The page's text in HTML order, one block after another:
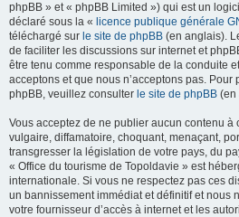
phpBB » et « phpBB Limited ») qui est un
déclaré sous la « licence publique générale
téléchargé sur le site de phpBB (en anglais).
de faciliter les discussions sur internet et
être tenu comme responsable de la conduite
acceptons et que nous n’acceptons pas. Pour
phpBB, veuillez consulter le site de phpBB (en
Vous acceptez de ne publier aucun contenu à
vulgaire, diffamatoire, choquant, menaçant,
transgresser la législation de votre pays, du
« Office du tourisme de Topoldavie » est
internationale. Si vous ne respectez pas ces
un bannissement immédiat et définitif et nous
votre fournisseur d’accès à internet et les